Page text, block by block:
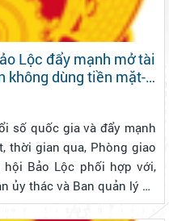
Lộc đẩy mạnh mở tài
không dùng tiền mặt-
thúc đẩy chuyển đổi
số quốc gia và đẩy mạnh
thời gian qua, Phòng giao
Bảo Lộc phối hợp với,
ủy thác và Ban quản lý Tổ
truyền, hướng dẫn